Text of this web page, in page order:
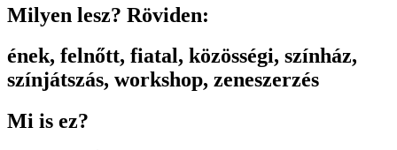
Milyen lesz? Röviden:
ének, felnőtt, fiatal, közösségi, színház,
színjátszás, workshop, zeneszerzés
Mi is ez?